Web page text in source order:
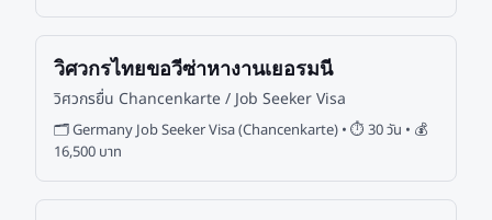
วิศวกรไทยขอวีซ่าหางานเยอรมนี
วิศวกรยื่น Chancenkarte / Job Seeker Visa
🗂Germany Job Seeker Visa (Chancenkarte) • ⏱ 30 วัน • 💰
16,500 บาท